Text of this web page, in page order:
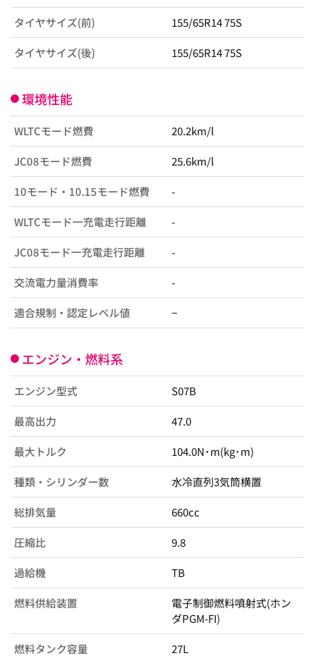
タイヤサイズ(前) 155/65R14 75S
タイヤサイズ(後) 155/65R14 75S
環境性能
WLTCモード燃費 20.2km/l
JC08モード燃費 25.6km/l
10モード・10.15モード燃費 -
WLTCモード一充電走行距離 -
JC08モード一充電走行距離 -
交流電力量消費率 -
適合規制・認定レベル値 −
エンジン・燃料系
エンジン型式 S07B
最高出力 47.0
最大トルク 104.0N･m(kg･m)
種類・シリンダー数 水冷直列3気筒横置
総排気量 660cc
圧縮比 9.8
過給機 TB
燃料供給装置
電子制御燃料噴射式(ホン
ダPGM-FI)
燃料タンク容量 27L